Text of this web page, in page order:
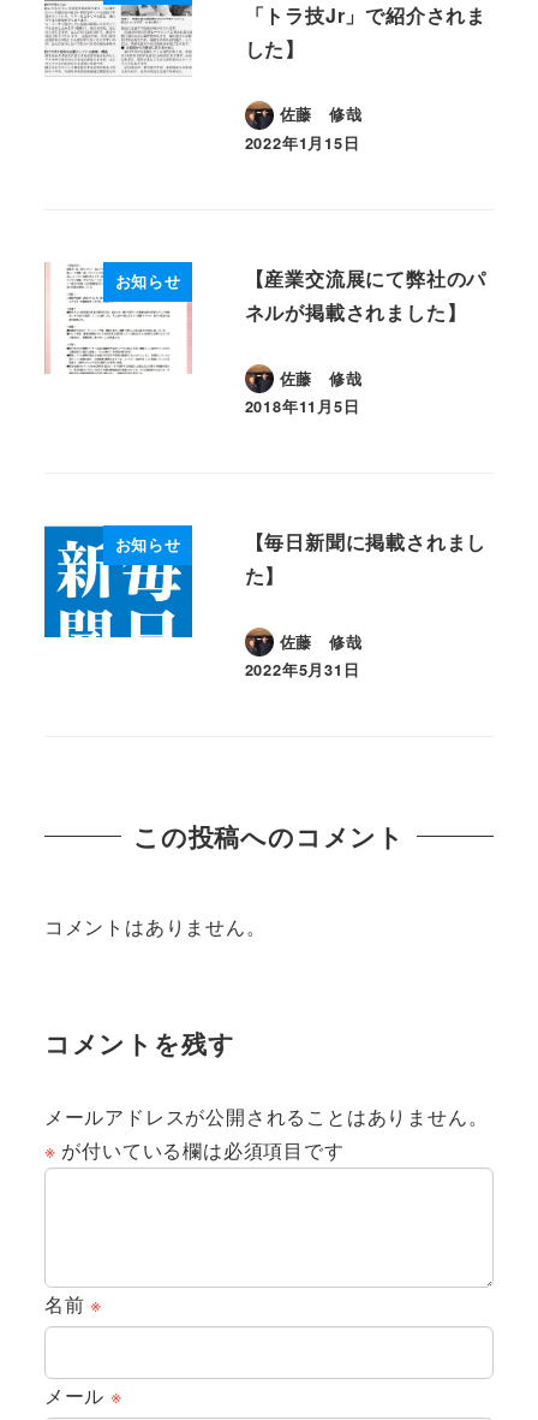
「トラ技Jr」で紹介されま
した】
佐藤 修哉
投稿日
2022年1月15日
お知らせ
【産業交流展にて弊社のパ
ネルが掲載されました】
佐藤 修哉
投稿日
2018年11月5日
お知らせ
【毎日新聞に掲載されまし
た】
佐藤 修哉
投稿日
2022年5月31日
この投稿へのコメント
コメントはありません。
コメントを残す
メールアドレスが公開されることはありません。
※ が付いている欄は必須項目です
名前※
メール ※